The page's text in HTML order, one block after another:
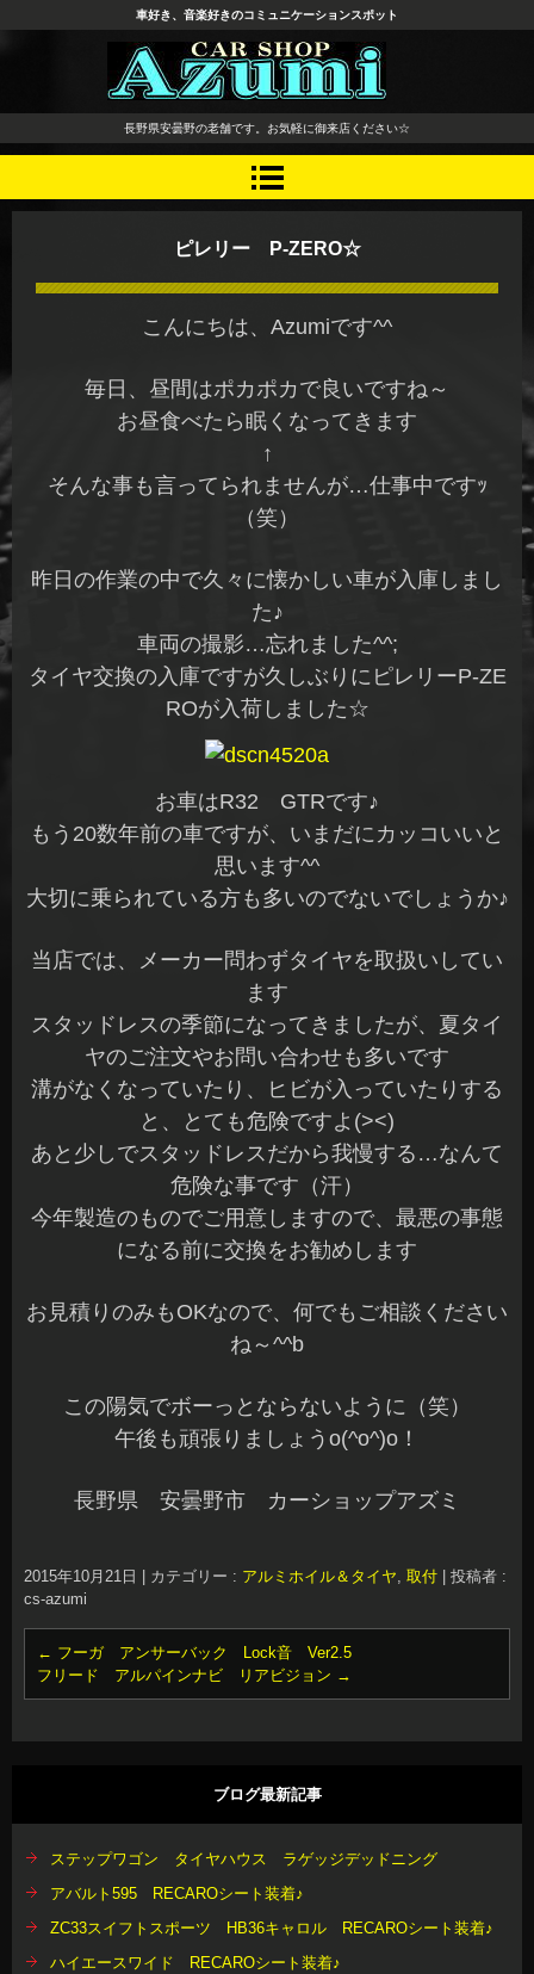
長野県 安曇野市 タイヤ ホ
イール デッドニング カーオ
ーディオ レカロシート
車好き、音楽好きのコミュニケーションスポット
長野県安曇野の老舗です。お気軽に御来店ください☆
ピレリー P-ZERO☆
こんにちは、Azumiです^^
毎日、昼間はポカポカで良いですね～
お昼食べたら眠くなってきます
↑
そんな事も言ってられませんが…仕事中ですｯ
（笑）
昨日の作業の中で久々に懐かしい車が入庫しまし
た♪
車両の撮影…忘れました^^;
タイヤ交換の入庫ですが久しぶりにピレリーP-ZE
ROが入荷しました☆
お車はR32 GTRです♪
もう20数年前の車ですが、いまだにカッコいいと
思います^^
大切に乗られている方も多いのでないでしょうか♪
当店では、メーカー問わずタイヤを取扱いしてい
ます
スタッドレスの季節になってきましたが、夏タイ
ヤのご注文やお問い合わせも多いです
溝がなくなっていたり、ヒビが入っていたりする
と、とても危険ですよ(><)
あと少しでスタッドレスだから我慢する…なんて
危険な事です（汗）
今年製造のものでご用意しますので、最悪の事態
になる前に交換をお勧めします
お見積りのみもOKなので、何でもご相談ください
ね～^^b
この陽気でボーっとならないように（笑）
午後も頑張りましょうo(^o^)o！
長野県 安曇野市 カーショップアズミ
2015年10月21日 カテゴリー : アルミホイル＆タイヤ, 取付
投稿者 :
cs-azumi
← フーガ アンサーバック Lock音 Ver2.5
フリード アルパインナビ リアビジョン →
ブログ最新記事
ステップワゴン タイヤハウス ラゲッジデッドニング
アバルト595 RECAROシート装着♪
ZC33スイフトスポーツ HB36キャロル RECAROシート装着♪
ハイエースワイド RECAROシート装着♪